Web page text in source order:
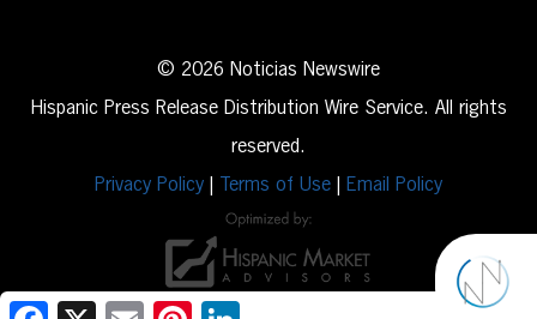
© 2026 Noticias Newswire
Hispanic Press Release Distribution Wire Service. All rights
reserved.
Privacy Policy
Terms of Use Email Policy
Facebook
X Email Pinterest